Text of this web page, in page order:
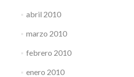
abril 2010
marzo 2010
febrero 2010
enero 2010